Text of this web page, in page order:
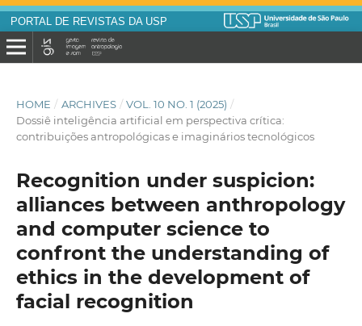
PORTAL DE REVISTAS DA USP
HOME / ARCHIVES / VOL. 10 NO. 1 (2025) /
Dossiê inteligência artificial em perspectiva crítica:
contribuições antropológicas e imaginários tecnológicos
Recognition under suspicion:
alliances between anthropology
and computer science to
confront the understanding of
ethics in the development of
facial recognition